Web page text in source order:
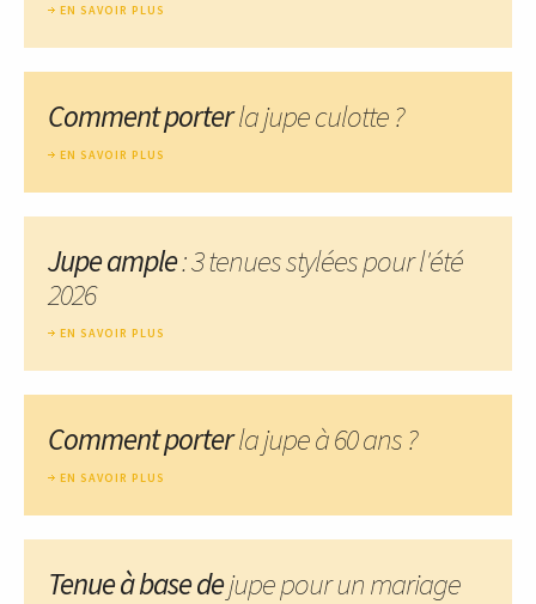
EN SAVOIR PLUS
Comment porterla jupe culotte ?
EN SAVOIR PLUS
Jupe ample: 3 tenues stylées pour l'été
2026
EN SAVOIR PLUS
Comment porterla jupe à 60 ans ?
EN SAVOIR PLUS
Tenue à base dejupe pour un mariage